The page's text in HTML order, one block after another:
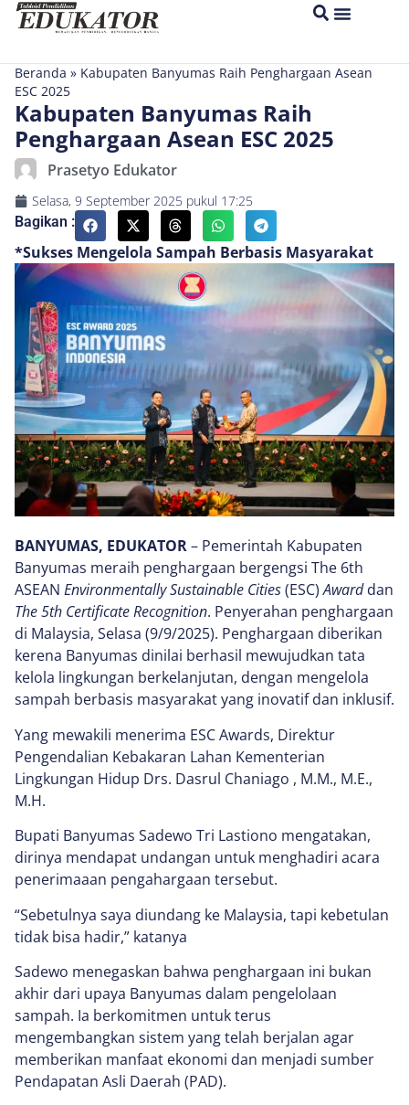
Beranda » Kabupaten Banyumas Raih Penghargaan Asean
ESC 2025
Kabupaten Banyumas Raih
Penghargaan Asean ESC 2025
Prasetyo Edukator
Selasa, 9 September 2025 pukul 17:25
Bagikan :
*Sukses Mengelola Sampah Berbasis Masyarakat
BANYUMAS, EDUKATOR– Pemerintah Kabupaten
Banyumas meraih penghargaan bergengsi The 6th
ASEAN Environmentally Sustainable Cities(ESC)Awarddan
The 5th Certificate Recognition. Penyerahan penghargaan
di Malaysia, Selasa (9/9/2025). Penghargaan diberikan
kerena Banyumas dinilai berhasil mewujudkan tata
kelola lingkungan berkelanjutan, dengan mengelola
sampah berbasis masyarakat yang inovatif dan inklusif.
Yang mewakili menerima ESC Awards, Direktur
Pengendalian Kebakaran Lahan Kementerian
Lingkungan Hidup Drs. Dasrul Chaniago , M.M., M.E.,
M.H.
Bupati Banyumas Sadewo Tri Lastiono mengatakan,
dirinya mendapat undangan untuk menghadiri acara
penerimaaan pengahargaan tersebut.
“Sebetulnya saya diundang ke Malaysia, tapi kebetulan
tidak bisa hadir,” katanya
Sadewo menegaskan bahwa penghargaan ini bukan
akhir dari upaya Banyumas dalam pengelolaan
sampah. Ia berkomitmen untuk terus
mengembangkan sistem yang telah berjalan agar
memberikan manfaat ekonomi dan menjadi sumber
Pendapatan Asli Daerah (PAD).